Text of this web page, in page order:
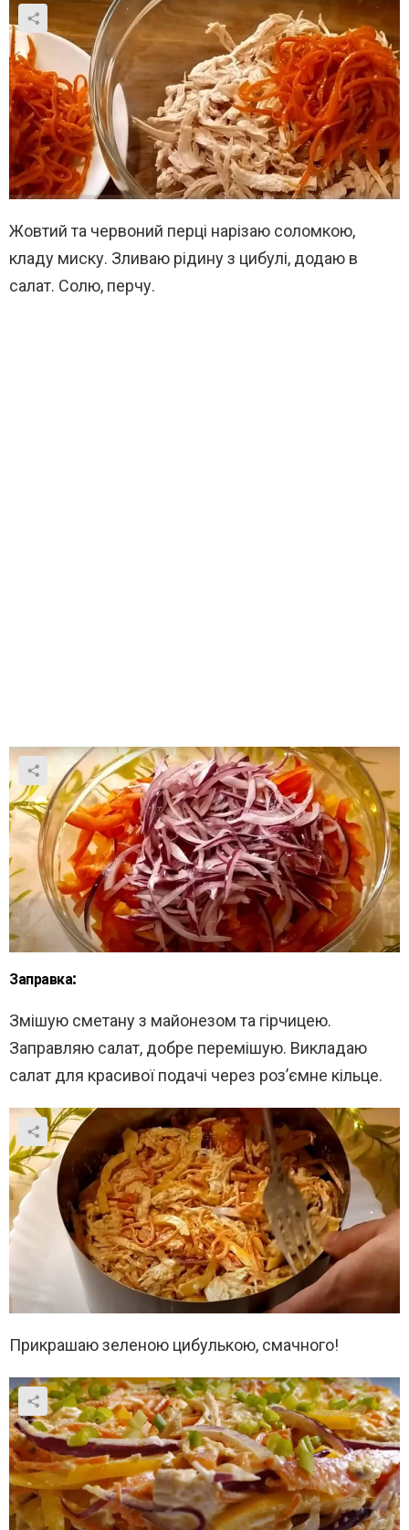
Жовтий та червоний перці нарізаю соломкою,
кладу миску. Зливаю рідину з цибулі, додаю в
салат. Солю, перчу.
Заправка:
Змішую сметану з майонезом та гірчицею.
Заправляю салат, добре перемішую. Викладаю
салат для красивої подачі через роз’ємне кільце.
Прикрашаю зеленою цибулькою, смачного!